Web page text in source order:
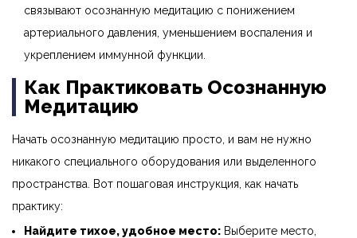
связывают осознанную медитацию с понижением
артериального давления, уменьшением воспаления и
укреплением иммунной функции.
Как Практиковать Осознанную
Медитацию
Начать осознанную медитацию просто, и вам не нужно
никакого специального оборудования или выделенного
пространства. Вот пошаговая инструкция, как начать
практику:
Найдите тихое, удобное место: Выберите место,